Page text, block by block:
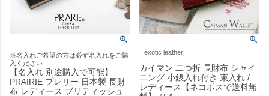
※名入れご希望の方は必ず名入れをご購
入ください
【名入れ 別途購入で可能】
PRAIRIE プレリー 日本製 長財
布 レディース ブリティッシュ
exotic leather
カイマン 二つ折 長財布 シャイ
ニング 小銭入れ付き 束入れ /
レディース【ネコポスで送料無